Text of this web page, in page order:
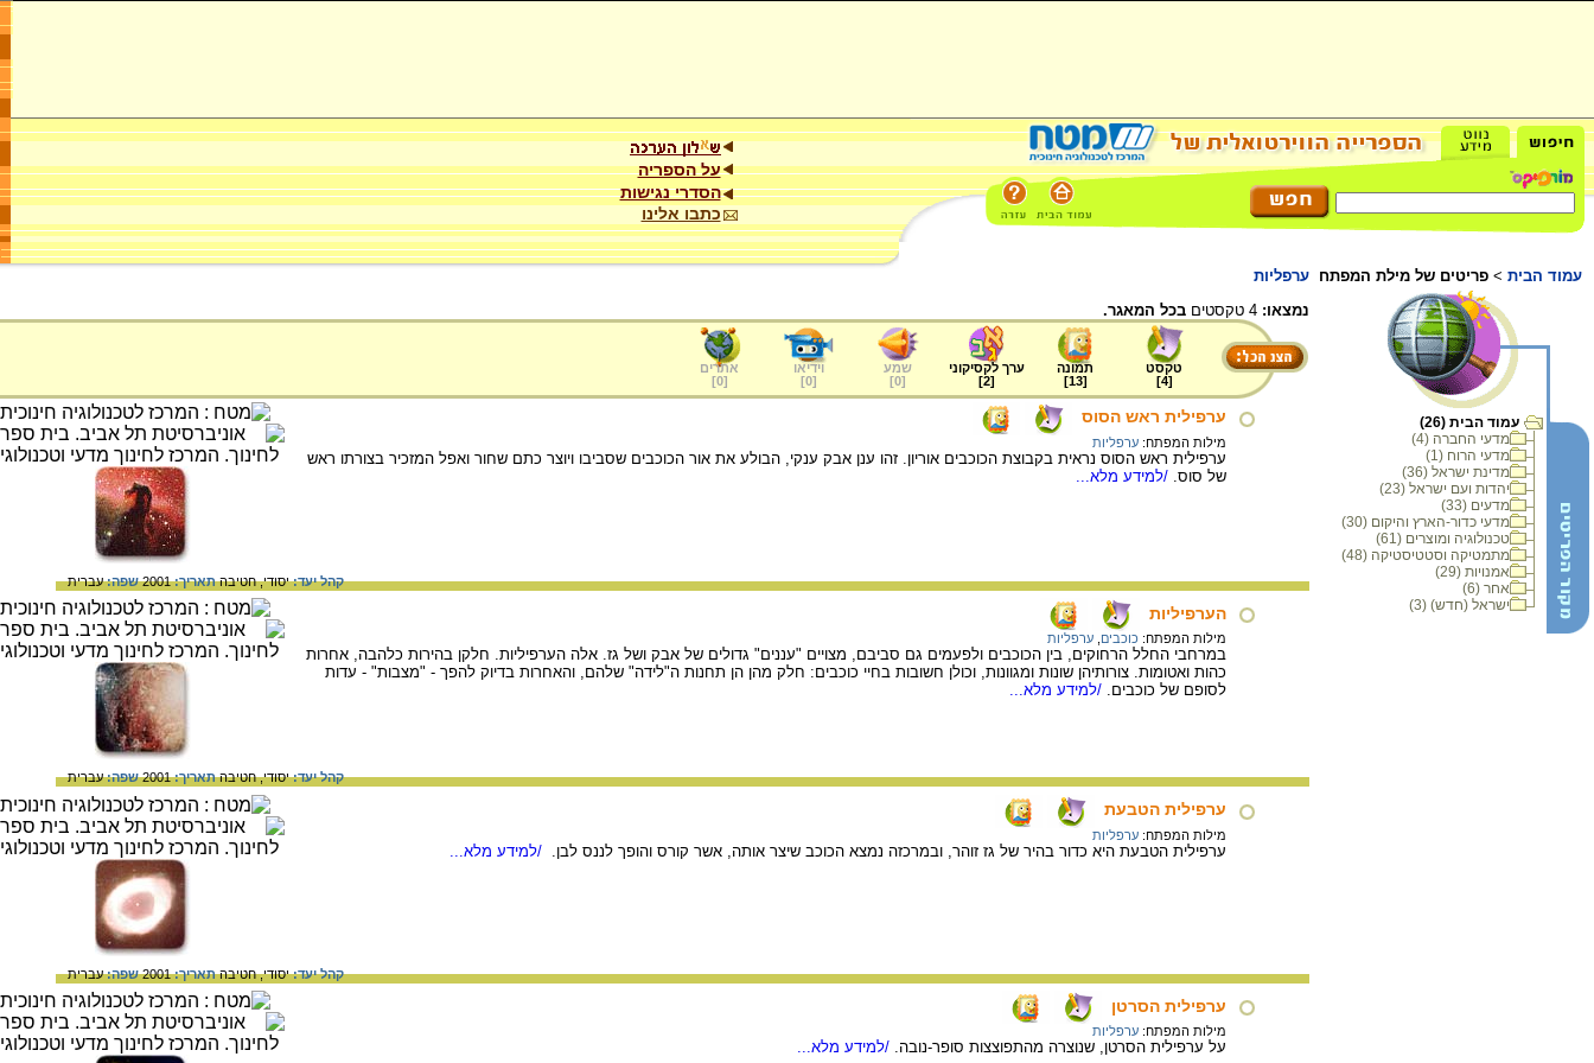
על הספריה
הסדרי נגישות
כתבו אלינו
עמוד הבית > פריטים של מילת המפתח ערפליות
עמוד הבית (26)
מדעי החברה (4)
מדעי הרוח (1)
מדינת ישראל (36)
יהדות ועם ישראל (23)
מדעים (33)
מדעי כדור-הארץ והיקום (30)
טכנולוגיה ומוצרים (61)
מתמטיקה וסטטיסטיקה (48)
אמנויות (29)
אחר (6)
ישראל (חדש) (3)
נמצאו: בכל המאגר.
טקסט
[
4
]
תמונה
[
13
]
ערך לקסיקוני
[
2
]
שמע
[
0
]
וידיאו
[
0
]
אתרים
[
0
]
ערפילית ראש הסוס
מילות המפתח: ערפליות
ערפילית ראש הסוס נראית בקבוצת הכוכבים אוריון. זהו ענן אבק ענקי, הבולע את אור הכוכבים שסביבו ויוצר כתם שחור ואפל המזכיר בצורתו ראש
של סוס. /למידע מלא...
קהל יעד:יסודי,חטיבהתאריך:2001 שפה:עברית
הערפיליות
מילות המפתח: כוכבים ערפליות
במרחבי החלל הרחוקים, בין הכוכבים ולפעמים גם סביבם, מצויים "עננים" גדולים של אבק ושל גז. אלה הערפיליות. חלקן בהירות כלהבה, אחרות
כהות ואטומות. צורותיהן שונות ומגוונות, וכולן חשובות בחיי כוכבים: חלק מהן הן תחנות ה"לידה" שלהם, והאחרות בדיוק להפך - "מצבות" - עדות
לסופם של כוכבים. /למידע מלא...
קהל יעד:יסודי,חטיבהתאריך:2001 שפה:עברית
ערפילית הטבעת
מילות המפתח: ערפליות
ערפילית הטבעת היא כדור בהיר של גז זוהר, ובמרכזה נמצא הכוכב שיצר אותה, אשר קורס והופך לננס לבן. /למידע מלא...
קהל יעד:יסודי,חטיבהתאריך:2001 שפה:עברית
ערפילית הסרטן
מילות המפתח: ערפליות
על ערפילית הסרטן, שנוצרה מהתפוצצות סופר-נובה. /למידע מלא...